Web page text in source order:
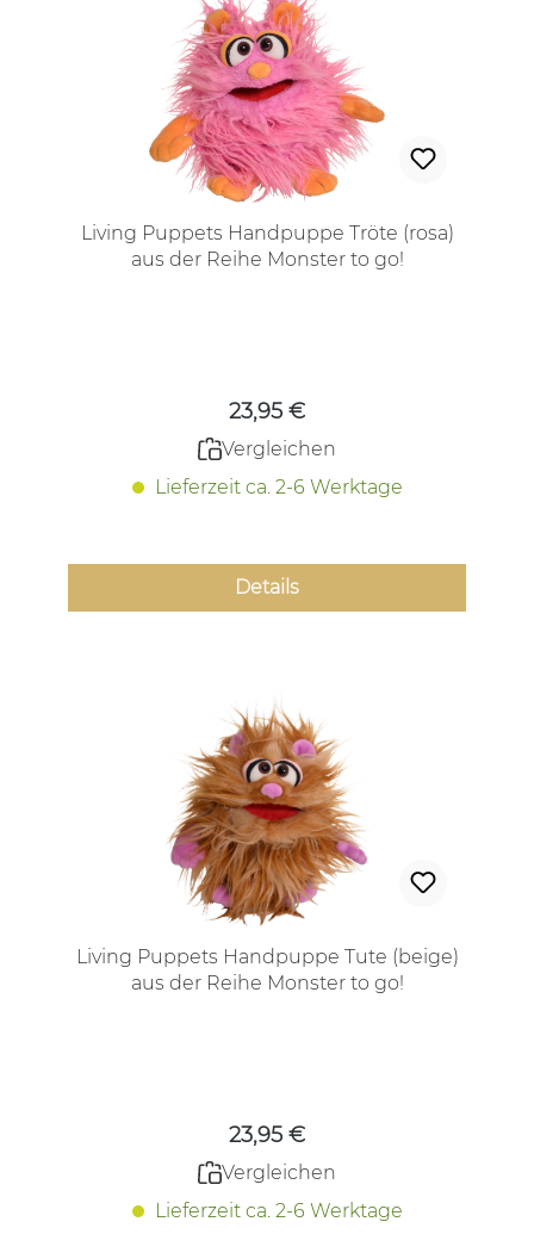
Living Puppets Handpuppe Tröte (rosa)
aus der Reihe Monster to go!
23,95 €
Vergleichen
Lieferzeit ca. 2-6 Werktage
Details
Living Puppets Handpuppe Tute (beige)
aus der Reihe Monster to go!
23,95 €
Vergleichen
Lieferzeit ca. 2-6 Werktage